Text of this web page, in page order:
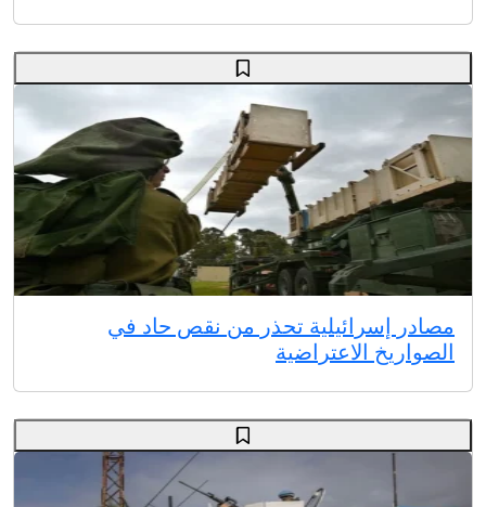
مصادر إسرائيلية تحذر من نقص حاد في
الصواريخ الاعتراضية